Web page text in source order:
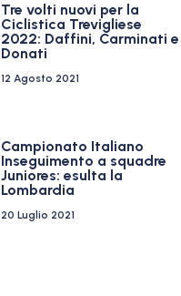
Tre volti nuovi per la
Ciclistica Trevigliese
2022: Daffini, Carminati e
Donati
12 Agosto 2021
Campionato Italiano
Inseguimento a squadre
Juniores: esulta la
Lombardia
20 Luglio 2021